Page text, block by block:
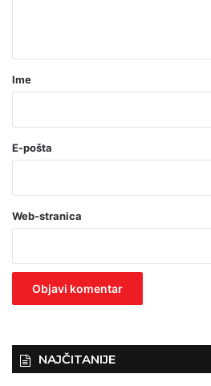
r
o
a
v
z
Ime
E-pošta
Web-stranica
NAJČITANIJE